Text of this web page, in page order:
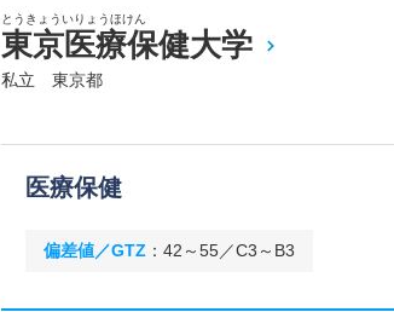
とうきょういりょうほけん
東京医療保健大学
私立 東京都
医療保健
偏差値／GTZ ： 42～55／C3～B3